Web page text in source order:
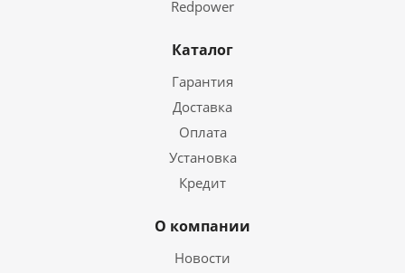
Redpower
Каталог
Гарантия
Доставка
Оплата
Установка
Кредит
О компании
Новости